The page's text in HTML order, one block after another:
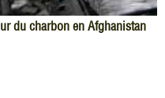
du charbon en Afghanistan